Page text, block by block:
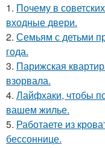
1. Почему в
входные двери.
2. Семьям с детьми
года.
3. Парижская
взорвала.
4. Лайфхаки, чтобы
вашем жилье.
5. Работаете из
бессоннице.